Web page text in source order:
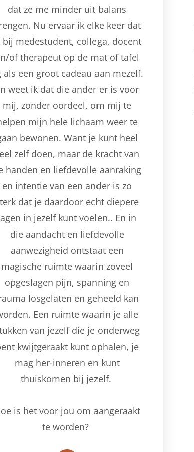
dat ze me minder uit balans
Nu ervaar ik elke keer dat
bij medestudent, collega, docent
of therapeut op de mat of tafel
als een groot cadeau aan mezelf.
weet ik dat die ander er is voor
mij, zonder oordeel, om mij te
mijn hele lichaam weer te
bewonen. Want je kunt heel
zelf doen, maar de kracht van
handen en liefdevolle aanraking
en intentie van een ander is zo
dat je daardoor echt diepere
in jezelf kunt voelen.. En in
die aandacht en liefdevolle
aanwezigheid ontstaat een
magische ruimte waarin zoveel
opgeslagen pijn, spanning en
losgelaten en geheeld kan
Een ruimte waarin je alle
van jezelf die je onderweg
kwijtgeraakt kunt ophalen, je
mag her-inneren en kunt
thuiskomen bij jezelf.
is het voor jou om aangeraakt
te worden?